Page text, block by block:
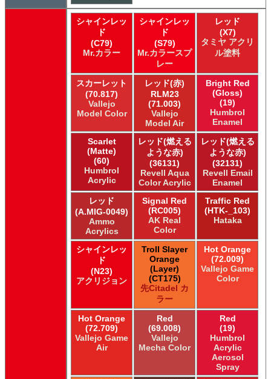
シャインレッ
ド
(C79)
Mr.カラー
シャインレッ
ド
(S79)
Mr.カラースプ
レー
レッド
(X7)
タミヤ アクリ
ル塗料
スカーレット
(70.817)
Vallejo
Model Color
レッド(赤)
RLM23
(71.003)
Vallejo
Model Air
Bright Red
(Gloss)
(19)
Humbrol
Enamel
Scarlet
(Matte)
(60)
Humbrol
Acrylic
レッド(燃える
ような赤)
(36131)
Revell Aqua
Color Acrylic
レッド(燃える
ような赤)
(32131)
Revell Email
Enamel
レッド
(A.MIG-0049)
Ammo
Acrylics
Signal Red
(RC005)
AK Real
Color
Traffic Red
(HTK-_103)
Hataka
シャインレッ
ド
(N23)
アクリジョン
Troll Slayer
Orange
(Layer)
(CT175)
先Citadel カ
ラー
Hot Orange
(72.009)
Vallejo Game
Color
Hot Orange
(72.709)
Vallejo Game
Air
Red
(69.008)
Vallejo
Mecha Color
Red
(19)
Humbrol
Acrylic
Aerosol
Spray